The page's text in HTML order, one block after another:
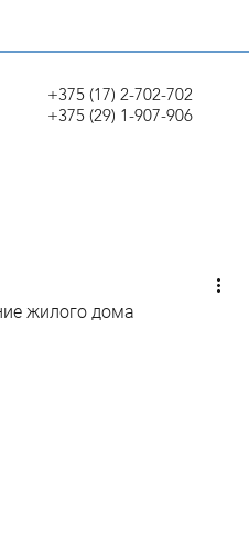
+375 (17) 2-702-702
+375 (29) 1-907-906
жилого дома